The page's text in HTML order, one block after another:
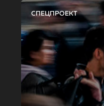
СПЕЦПРОЕКТ